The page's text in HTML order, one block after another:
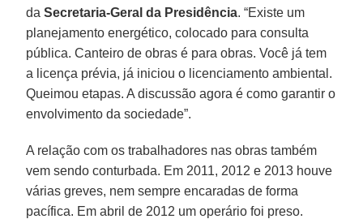
daSecretaria-Geral da Presidência. “Existe um
planejamento energético, colocado para consulta
pública. Canteiro de obras é para obras. Você já tem
a licença prévia, já iniciou o licenciamento ambiental.
Queimou etapas. A discussão agora é como garantir o
envolvimento da sociedade”.
A relação com os trabalhadores nas obras também
vem sendo conturbada. Em 2011, 2012 e 2013 houve
várias greves, nem sempre encaradas de forma
pacífica. Em abril de 2012 um operário foi preso.